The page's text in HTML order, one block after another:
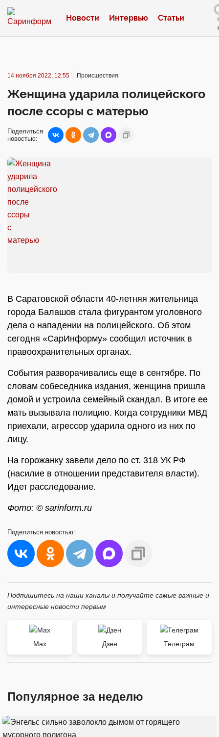
Новости Интервью Статьи
14 ноября 2022, 12:55 Происшествия
Женщина ударила полицейского
после ссоры с матерью
Поделиться
новостью:
В Саратовской области 40-летняя жительница
города Балашов стала фигурантом уголовного
дела о нападении на полицейского. Об этом
сегодня «СарИнформу» сообщил источник в
правоохранительных органах.
События разворачивались еще в сентябре. По
словам собеседника издания, женщина пришла
домой и устроила семейный скандал. В итоге ее
мать вызывала полицию. Когда сотрудники МВД
приехали, агрессор ударила одного из них по
лицу.
На горожанку завели дело по ст. 318 УК РФ
(насилие в отношении представителя власти).
Идет расследование.
Фото: © sarinform.ru
Поделиться новостью:
Подпишитесь на наши каналы и получайте самые важные и
интересные новости первым
Max Дзен Телеграм
Популярное за неделю